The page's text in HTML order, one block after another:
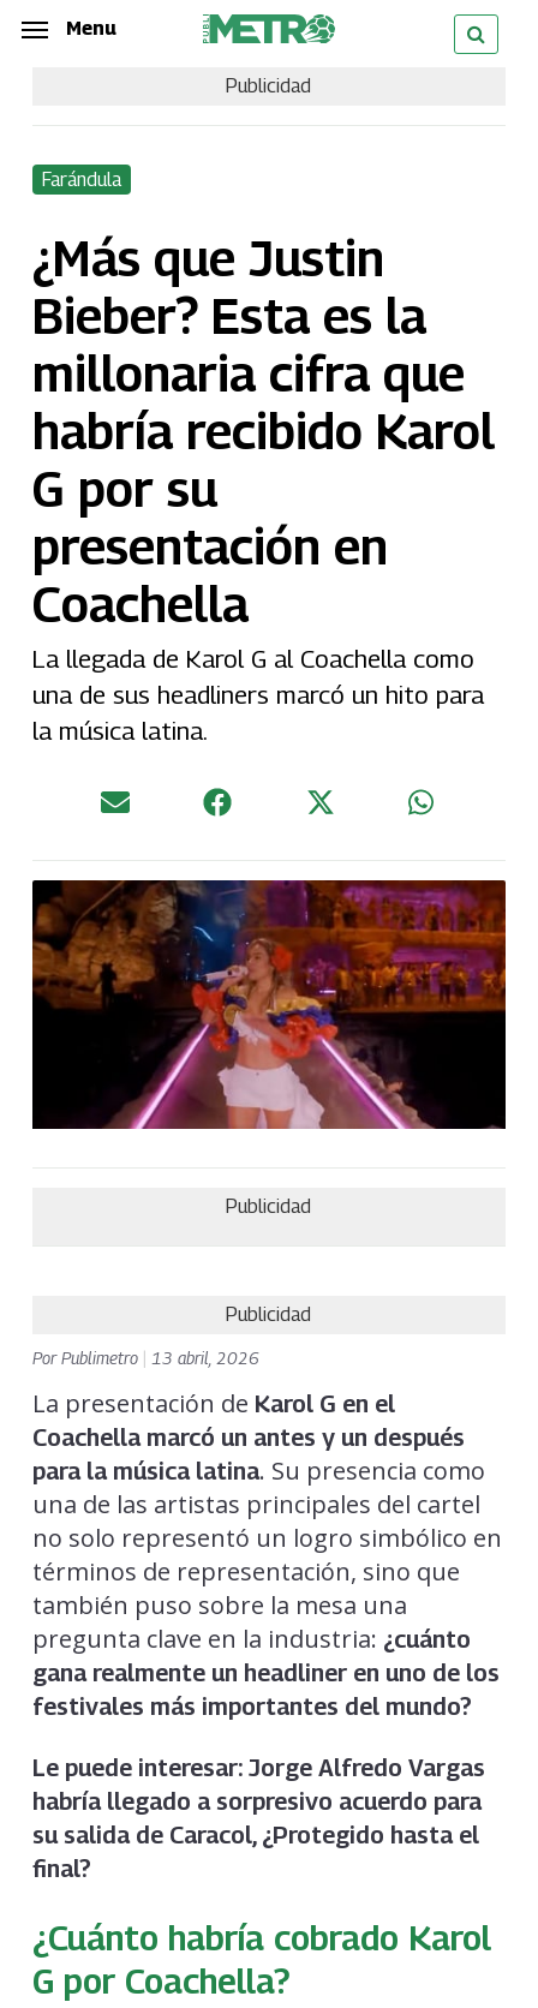
Skip
content
Menu
Publicidad
Farándula
¿Más que Justin
Bieber? Esta es la
millonaria cifra que
habría recibido Karol
G por su
presentación en
Coachella
La llegada de Karol G al Coachella como
una de sus headliners marcó un hito para
la música latina.
Publicidad
Publicidad
PorPublimetro 13 abril, 2026
La presentación de Karol G en el
Coachella marcó un antes y un después
para la música latina. Su presencia como
una de las artistas principales del cartel
no solo representó un logro simbólico en
términos de representación, sino que
también puso sobre la mesa una
pregunta clave en la industria: ¿cuánto
gana realmente un headliner en uno de los
festivales más importantes del mundo?
Le puede interesar: Jorge Alfredo Vargas
habría llegado a sorpresivo acuerdo para
su salida de Caracol, ¿Protegido hasta el
final?
¿Cuánto habría cobrado Karol
G por Coachella?
Menu